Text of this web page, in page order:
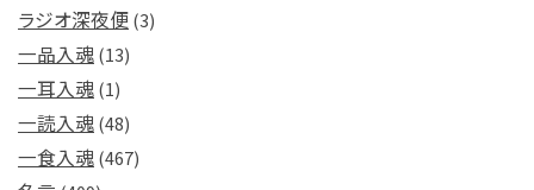
ラジオ深夜便(3)
一品入魂(13)
一耳入魂(1)
一読入魂(48)
一食入魂(467)